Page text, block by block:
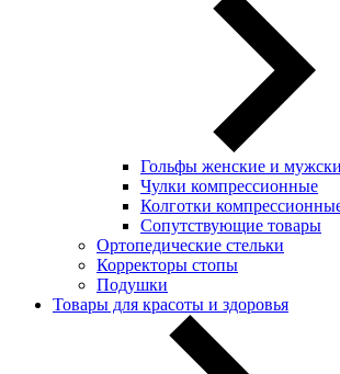
Гольфы женские и
Чулки компрессионные
Колготки
Сопутствующие товары
Ортопедические стельки
Корректоры стопы
Подушки
Товары для красоты и здоровья